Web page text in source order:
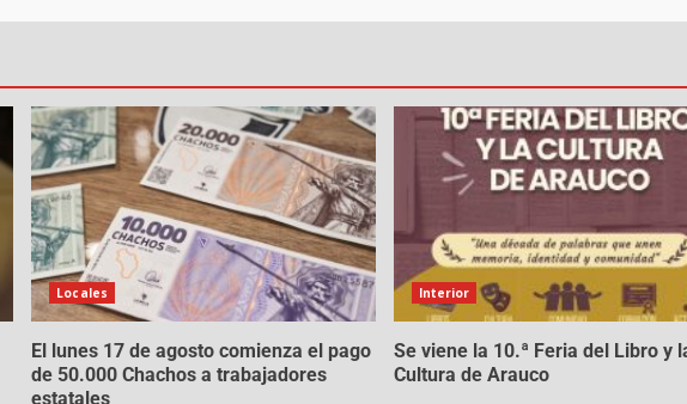
Locales
El lunes 17 de agosto comienza el pago
de 50.000 Chachos a trabajadores
estatales
Interior
Se viene la 10.ª Feria del Libro y
Cultura de Arauco